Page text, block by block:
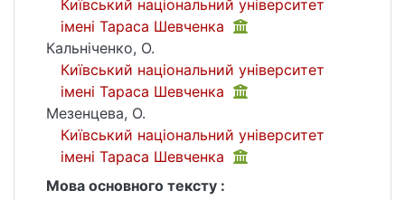
Київський національний університет
імені Тараса Шевченка
Кальніченко, О.
Київський національний університет
імені Тараса Шевченка
Мезенцева, О.
Київський національний університет
імені Тараса Шевченка
Мова основного тексту :